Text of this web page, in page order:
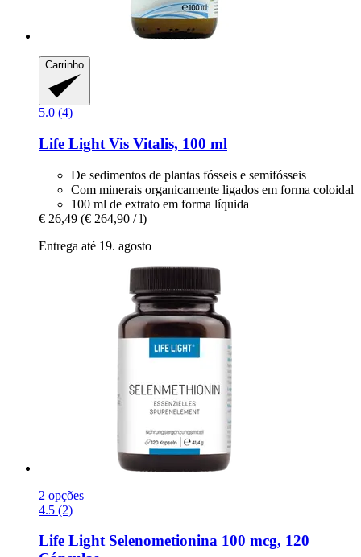
Carrinho
5.0 (4)
Life Light Vis Vitalis, 100 ml
De sedimentos de plantas fósseis e semifósseis
Com minerais organicamente ligados em forma coloidal
100 ml de extrato em forma líquida
€ 26,49 (€ 264,90 / l)
Entrega até 19. agosto
2 opções
4.5 (2)
Life LightSelenometionina 100 mcg, 120